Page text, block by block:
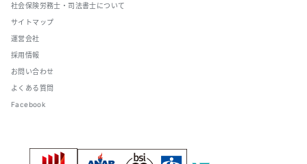
社会保険労務士・司法書士について
サイトマップ
運営会社
採用情報
お問い合わせ
よくある質問
Facebook